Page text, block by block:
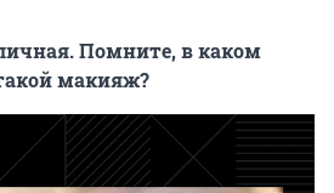
Помните, в каком
макияж?